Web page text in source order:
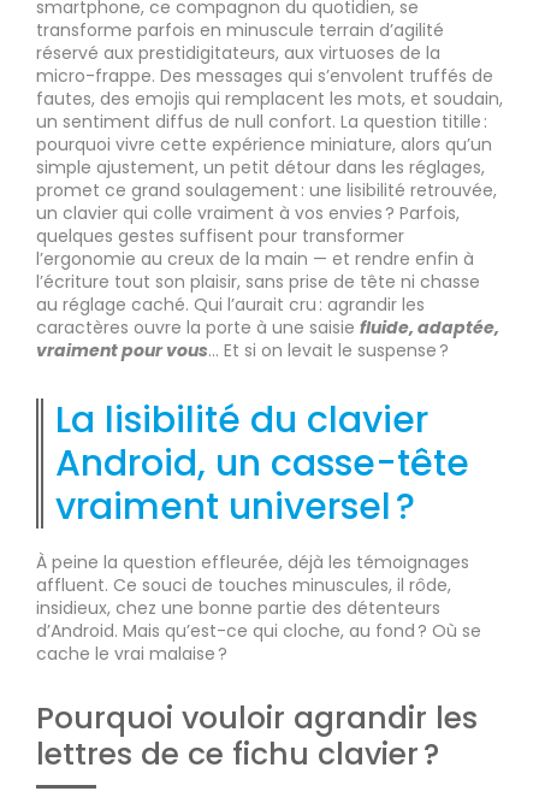
smartphone, ce compagnon du quotidien, se
transforme parfois en minuscule terrain d’agilité
réservé aux prestidigitateurs, aux virtuoses de la
micro-frappe. Des messages qui s’envolent truffés de
fautes, des emojis qui remplacent les mots, et soudain,
un sentiment diffus de null confort. La question titille :
pourquoi vivre cette expérience miniature, alors qu’un
simple ajustement, un petit détour dans les réglages,
promet ce grand soulagement : une lisibilité retrouvée,
un clavier qui colle vraiment à vos envies ? Parfois,
quelques gestes suffisent pour transformer
l’ergonomie au creux de la main — et rendre enfin à
l’écriture tout son plaisir, sans prise de tête ni chasse
au réglage caché. Qui l’aurait cru : agrandir les
caractères ouvre la porte à une saisie fluide, adaptée,
vraiment pour vous… Et si on levait le suspense ?
La lisibilité du clavier
Android, un casse-tête
vraiment universel ?
À peine la question effleurée, déjà les témoignages
affluent. Ce souci de touches minuscules, il rôde,
insidieux, chez une bonne partie des détenteurs
d’Android. Mais qu’est-ce qui cloche, au fond ? Où se
cache le vrai malaise ?
Pourquoi vouloir agrandir les
lettres de ce fichu clavier ?